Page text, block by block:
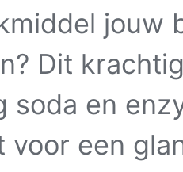
jouw
Dit
soda en
voor een